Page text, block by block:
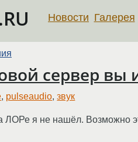
Новости Галерея
сервер вы
, pulseaudio,звук
ЛОРе я не нашёл. Возможно